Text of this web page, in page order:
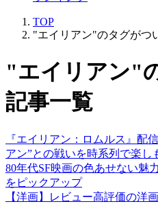
TOP
"エイリアン"のタグがつ
"エイリアン"
記事一覧
『エイリアン：ロムルス』配
アン”との戦いを時系列で楽し
80年代SF映画の色あせない魅
をピックアップ
【洋画】レビュー高評価の洋